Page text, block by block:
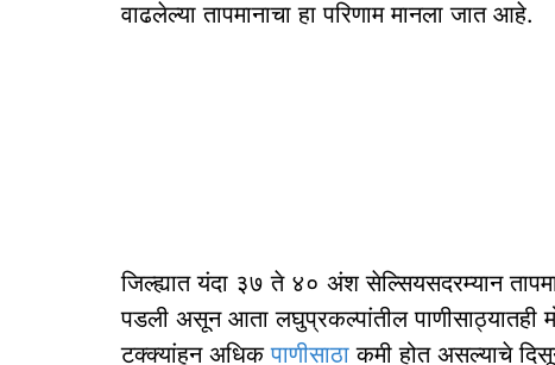
वाढलेल्या तापमानाचा हा परिणाम मानला जात आहे.
जिल्ह्यात यंदा ३७ ते ४० अंश सेल्सियसदरम्यान
पडली असून आता लघुप्रकल्पांतील पाणीसाठ्यातही
टक्क्यांहून अधिकपाणीसाठा कमी होत असल्याचे